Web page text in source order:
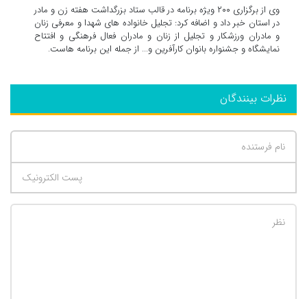
وی از برگزاری ۲۰۰ ویژه برنامه در قالب ستاد بزرگداشت هفته زن و مادر
در استان خبر داد و اضافه کرد: تجلیل خانواده های شهدا و معرفی زنان
و مادران ورزشکار و تجلیل از زنان و مادران فعال فرهنگی و افتتاح
نمایشگاه و جشنواره بانوان کارآفرین و... از جمله این برنامه هاست.
نظرات بینندگان